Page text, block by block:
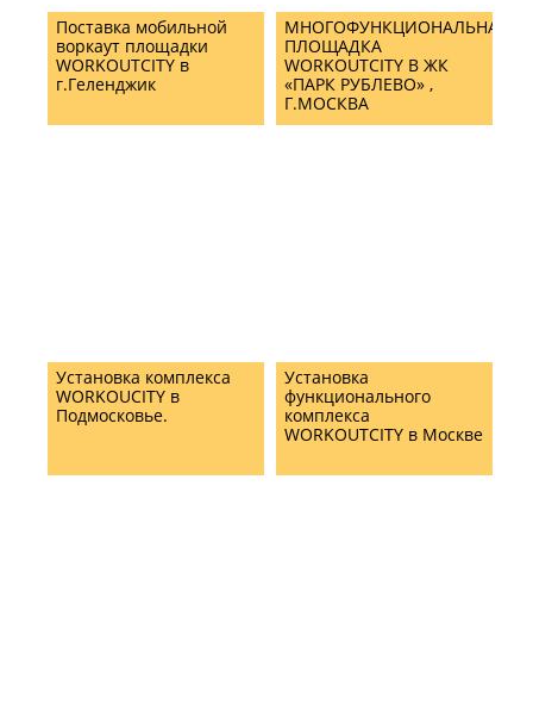
Поставка мобильной
воркаут площадки
WORKOUTCITY в
г.Геленджик
МНОГОФУНКЦИОНАЛЬНАЯ
ПЛОЩАДКА
WORKOUTCITY В ЖК
«ПАРК РУБЛЕВО» ,
Г.МОСКВА
Установка комплекса
WORKOUCITY в
Подмосковье.
Установка
функционального
комплекса
WORKOUTCITY в Москве